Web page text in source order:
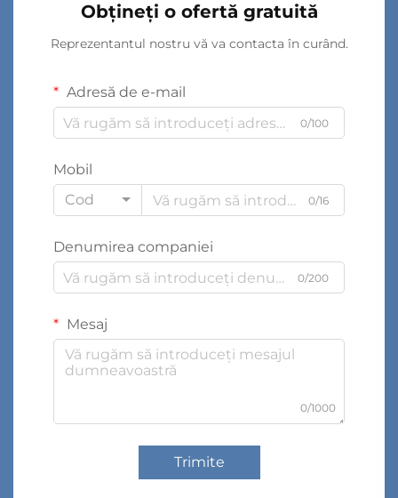
Obțineți o ofertă gratuită
Reprezentantul nostru vă va contacta în curând.
Adresă de e-mail
0/100
Mobil
Cod
0/16
Denumirea companiei
0/200
Mesaj
0/1000
Trimite